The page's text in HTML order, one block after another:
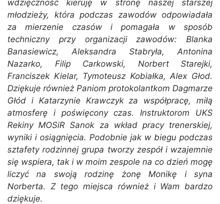
wdzięczność kieruję w stronę naszej starszej
młodzieży, która podczas zawodów odpowiadała
za mierzenie czasów i pomagała w sposób
techniczny przy organizacji zawodów: Blanka
Banasiewicz, Aleksandra Stabryła, Antonina
Nazarko, Filip Carkowski, Norbert Starejki,
Franciszek Kielar, Tymoteusz Kobiałka, Alex Głod.
Dziękuje również Paniom protokolantkom Dagmarze
Głód i Katarzynie Krawczyk za współpracę, miłą
atmosferę i poświęcony czas. Instruktorom UKS
Rekiny MOSiR Sanok za wkład pracy trenerskiej,
wyniki i osiągnięcia. Podobnie jak w biegu podczas
sztafety rodzinnej grupa tworzy zespół i wzajemnie
się wspiera, tak i w moim zespole na co dzień mogę
liczyć na swoją rodzinę żonę Monikę i syna
Norberta. Z tego miejsca również i Wam bardzo
dziękuje.